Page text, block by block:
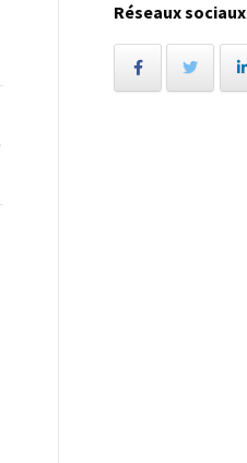
Réseaux sociaux